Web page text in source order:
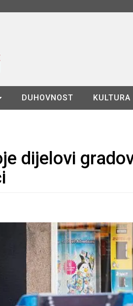
DUHOVNOST KULTURA
dijelovi